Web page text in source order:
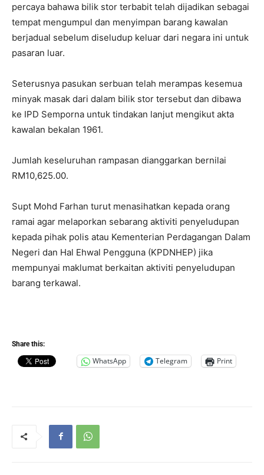
percaya bahawa bilik stor terbabit telah dijadikan sebagai
tempat mengumpul dan menyimpan barang kawalan
berjadual sebelum diseludup keluar dari negara ini untuk
pasaran luar.
Seterusnya pasukan serbuan telah merampas kesemua
minyak masak dari dalam bilik stor tersebut dan dibawa
ke IPD Semporna untuk tindakan lanjut mengikut akta
kawalan bekalan 1961.
Jumlah keseluruhan rampasan dianggarkan bernilai
RM10,625.00.
Supt Mohd Farhan turut menasihatkan kepada orang
ramai agar melaporkan sebarang aktiviti penyeludupan
kepada pihak polis atau Kementerian Perdagangan Dalam
Negeri dan Hal Ehwal Pengguna (KPDNHEP) jika
mempunyai maklumat berkaitan aktiviti penyeludupan
barang terkawal.
Share this:
WhatsApp Telegram Print